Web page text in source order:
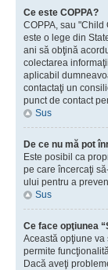
Ce este COPPA?
COPPA, sau
este o lege din
ani să obţină
colectarea
aplicabil
contactaţi un
punct de contact
Sus
De ce nu mă pot
Este posibil ca
pe care încercaţi
ului pentru a
Sus
Ce face opţiunea
Această opţiune va
permite
Dacă aveţi